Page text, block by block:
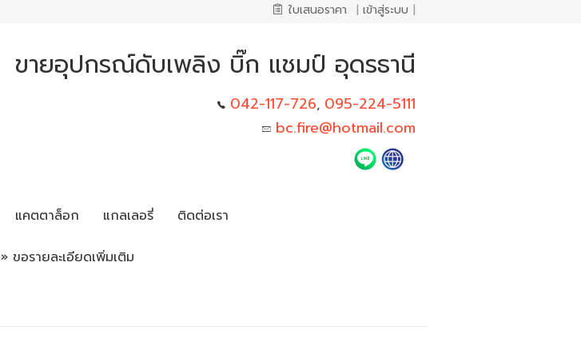
ใบเสนอราคา | เข้าสู่ระบบ |
ขายอุปกรณ์ดับเพลิง บิ๊ก แชมป์ อุดรธานี
042-117-726, 095-224-5111
bc.fire@hotmail.com
แคตตาล็อก แกลเลอรี่ ติดต่อเรา
» ขอรายละเอียดเพิ่มเติม